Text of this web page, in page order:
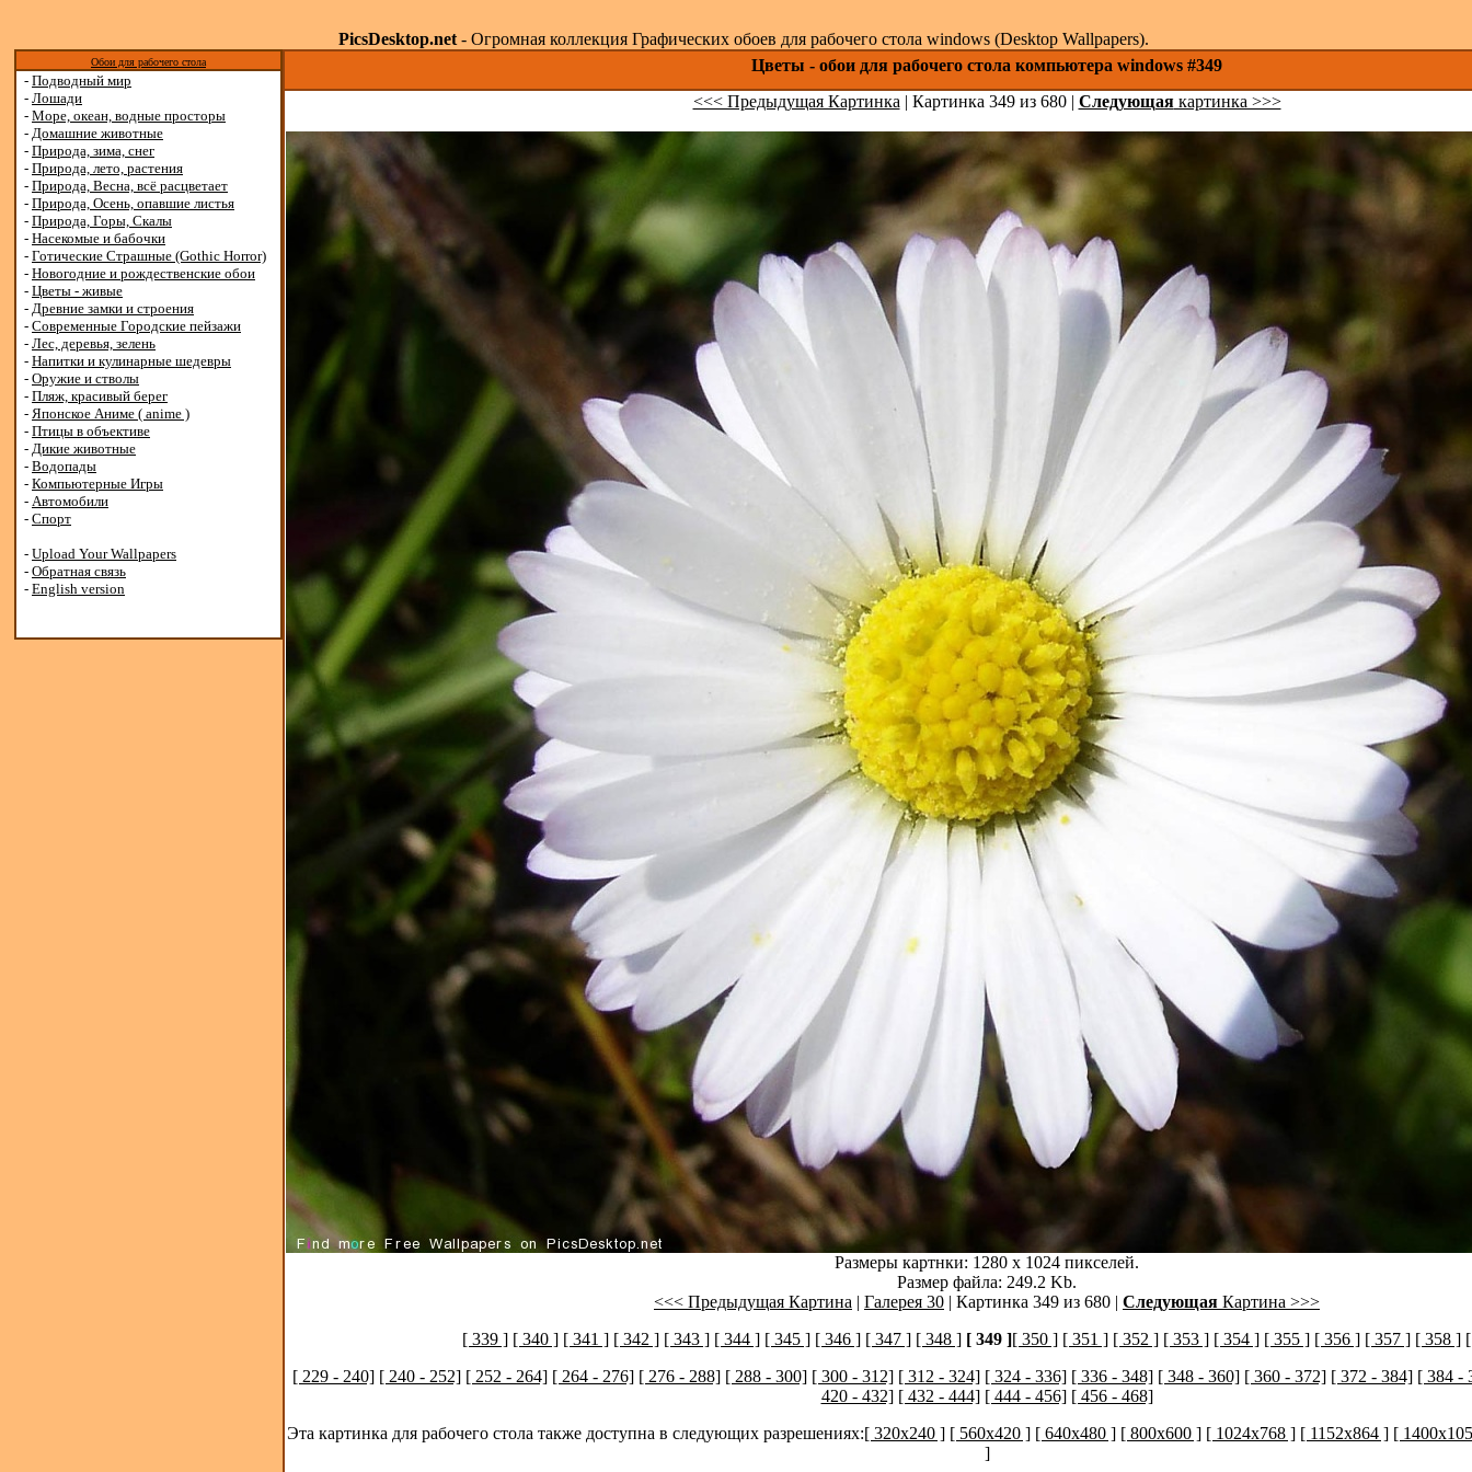
PicsDesktop.net- Огромная коллекция Графических обоев для рабочего стола windows (Desktop Wallpapers).
Обои для рабочего стола
- Подводный мир
- Лошади
- Море, океан, водные просторы
- Домашние животные
- Природа, зима, снег
- Природа, лето, растения
- Природа, Весна, всё расцветает
- Природа, Осень, опавшие листья
- Природа, Горы, Скалы
- Насекомые и бабочки
- Готические Страшные (Gothic Horror)
- Новогодние и рождественские обои
- Цветы - живые
- Древние замки и строения
- Современные Городские пейзажи
- Лес, деревья, зелень
- Напитки и кулинарные шедевры
- Оружие и стволы
- Пляж, красивый берег
- Японское Аниме ( anime )
- Птицы в объективе
- Дикие животные
- Водопады
- Компьютерные Игры
- Автомобили
- Спорт
- Upload Your Wallpapers
- Обратная связь
- English version
Цветы - обои для рабочего стола компьютера windows #349
<<< Предыдущая Картинка | Картинка 349 из 680 | Следующаякартинка >>>
Размеры картнки: 1280 x 1024 пикселей.
Размер файла: 249.2 Kb.
<<< Предыдущая Картина | Галерея 30 | Картинка 349 из 680 | Следующая Картина >>>
[ 339 ] [ 340 ] [ 341 ] [ 342 ] [ 343 ] [ 344 ] [ 345 ] [ 346 ] [ 347 ] [ 348 ] [ 349 ][ 350 ] [ 351 ] [ 352 ] [ 353 ] [ 354 ] [ 355 ] [ 356 ] [ 357 ] [ 358 ]
[ 229 - 240] [ 240 - 252] [ 252 - 264] [ 264 - 276] [ 276 - 288] [ 288 - 300] [ 300 - 312] [ 312 - 324] [ 324 - 336] [ 336 - 348] [ 348 - 360] [ 360 - 372] [ 372 - 384] [ 384 -
420 - 432] [ 432 - 444] [ 444 - 456] [ 456 - 468]
Эта картинка для рабочего стола также доступна в следующих разрешениях:[ 320x240 ] [ 560x420 ] [ 640x480 ] [ 800x600 ] [ 1024x768 ] [ 1152x864 ] [
]